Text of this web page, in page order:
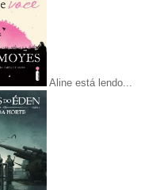
Aline está lendo...